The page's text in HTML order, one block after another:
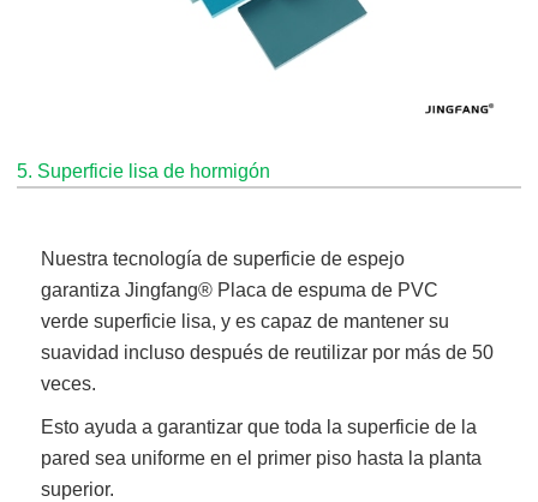
5. Superficie lisa de hormigón
Nuestra tecnología de superficie de espejo
garantizaJingfang® Placa de espuma de PVC
verde superficie lisa, y es capaz de mantener su
suavidad incluso después de reutilizar por más de 50
veces.
Esto ayuda a garantizar que toda la superficie de la
pared sea uniforme en el primer piso hasta la planta
superior.